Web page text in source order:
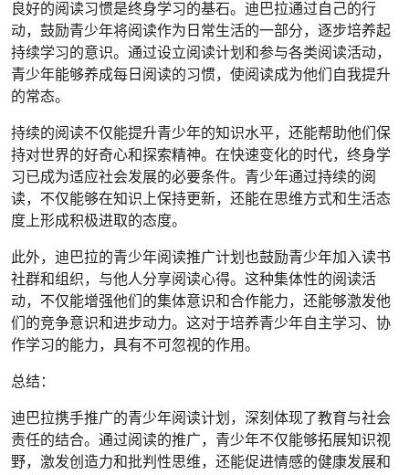
良好的阅读习惯是终身学习的基石。迪巴拉通过自己的行
动，鼓励青少年将阅读作为日常生活的一部分，逐步培养起
持续学习的意识。通过设立阅读计划和参与各类阅读活动，
青少年能够养成每日阅读的习惯，使阅读成为他们自我提升
的常态。
持续的阅读不仅能提升青少年的知识水平，还能帮助他们保
持对世界的好奇心和探索精神。在快速变化的时代，终身学
习已成为适应社会发展的必要条件。青少年通过持续的阅
读，不仅能够在知识上保持更新，还能在思维方式和生活态
度上形成积极进取的态度。
此外，迪巴拉的青少年阅读推广计划也鼓励青少年加入读书
社群和组织，与他人分享阅读心得。这种集体性的阅读活
动，不仅能增强他们的集体意识和合作能力，还能够激发他
们的竞争意识和进步动力。这对于培养青少年自主学习、协
作学习的能力，具有不可忽视的作用。
总结：
迪巴拉携手推广的青少年阅读计划，深刻体现了教育与社会
责任的结合。通过阅读的推广，青少年不仅能够拓展知识视
野，激发创造力和批判性思维，还能促进情感的健康发展和